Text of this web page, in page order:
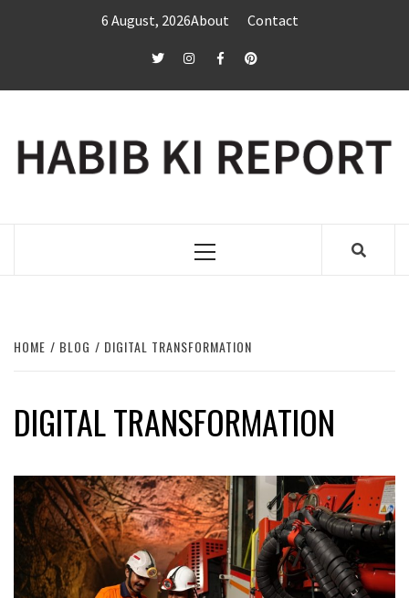
6 August, 2026About Contact
twitterInstagramFacebookPinterest
Primary
HOME BLOG DIGITAL TRANSFORMATION
DIGITAL TRANSFORMATION